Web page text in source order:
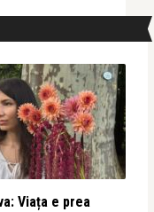
Viața e prea